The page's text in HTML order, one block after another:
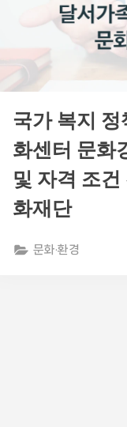
국가 복지 정
화센터 문화
및 자격 조
화재단
문화·환경